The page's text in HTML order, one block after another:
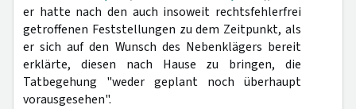
er hatte nach den auch insoweit rechtsfehlerfrei
getroffenen Feststellungen zu dem Zeitpunkt, als
er sich auf den Wunsch des Nebenklägers bereit
erklärte, diesen nach Hause zu bringen, die
Tatbegehung "weder geplant noch überhaupt
vorausgesehen".